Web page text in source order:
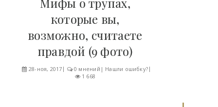
которые вы,
возможно, считаете
правдой (9 фото)
28-ноя, 2017 0 мнений | Нашли ошибку?
1 668